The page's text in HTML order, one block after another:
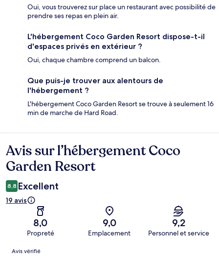
Oui, vous trouverez sur place un restaurant avec possibilité de
prendre ses repas en plein air.
L'hébergement Coco Garden Resort dispose-t-il
d'espaces privés en extérieur ?
Oui, chaque chambre comprend un balcon.
Que puis-je trouver aux alentours de
l'hébergement ?
L'hébergement Coco Garden Resort se trouve à seulement 16
min de marche de Hard Road.
Avis
Avis sur l’hébergement Coco
Garden Resort
8,8 Excellent
19 avis
8,0
Propreté
9,0
Emplacement
9,2
Personnel et service
Avis
Avis vérifié